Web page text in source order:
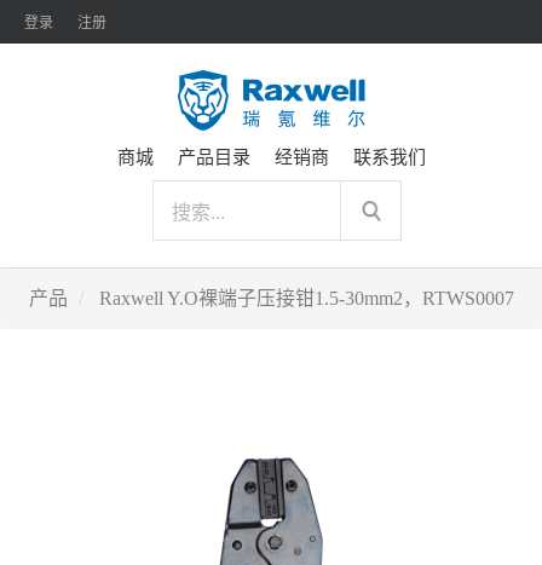
登录 注册
商城 产品目录 经销商 联系我们
产品 Raxwell Y.O裸端子压接钳1.5-30mm2，RTWS0007